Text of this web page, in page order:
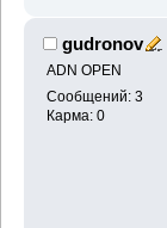
gudronov
ADN OPEN
Сообщений: 3
Карма: 0